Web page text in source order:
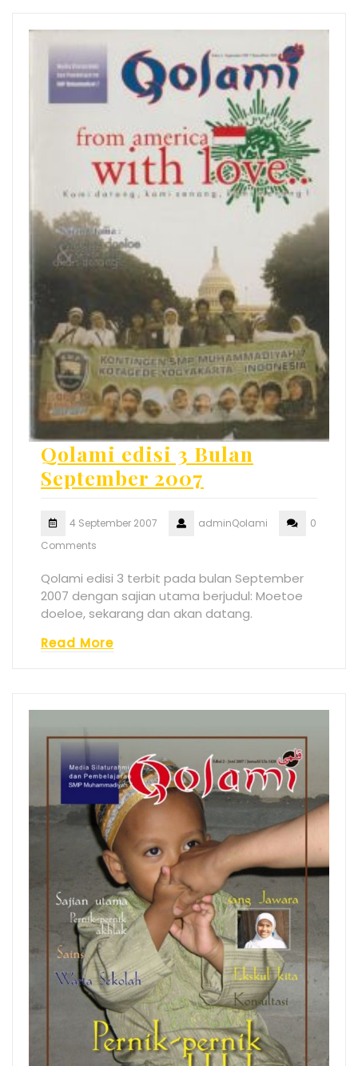
Qolami edisi 3 Bulan
September 2007
4 September 2007 adminQolami
0
Comments
Qolami edisi 3 terbit pada bulan September
2007 dengan sajian utama berjudul: Moetoe
doeloe, sekarang dan akan datang.
Read More